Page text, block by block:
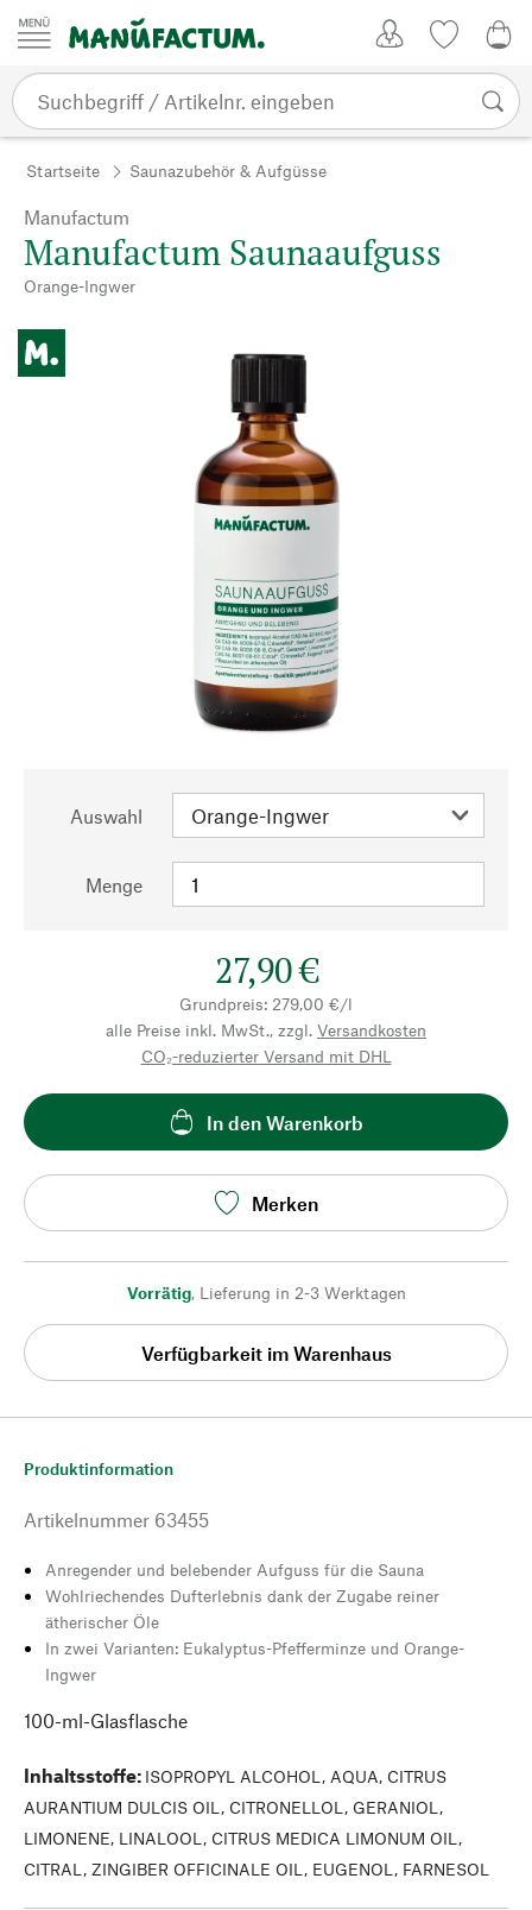
Zum Inhalt springen
Startseite Saunazubehör & Aufgüsse
Manufactum
Manufactum Saunaaufguss
Orange-Ingwer
Auswahl
Menge
27,90 €
Grundpreis: 279,00 €/l
alle Preise inkl. MwSt., zzgl. Versandkosten
CO₂-reduzierter Versand mit DHL
In den Warenkorb
Merken
Vorrätig, Lieferung in 2-3 Werktagen
Verfügbarkeit im Warenhaus
Produktinformation
Artikelnummer 63455
Anregender und belebender Aufguss für die Sauna
Wohlriechendes Dufterlebnis dank der Zugabe reiner
ätherischer Öle
In zwei Varianten: Eukalyptus-Pfefferminze und Orange-
Ingwer
100-ml-Glasflasche
Inhaltsstoffe: ISOPROPYL ALCOHOL, AQUA, CITRUS
AURANTIUM DULCIS OIL, CITRONELLOL, GERANIOL,
LIMONENE, LINALOOL, CITRUS MEDICA LIMONUM OIL,
CITRAL, ZINGIBER OFFICINALE OIL, EUGENOL, FARNESOL